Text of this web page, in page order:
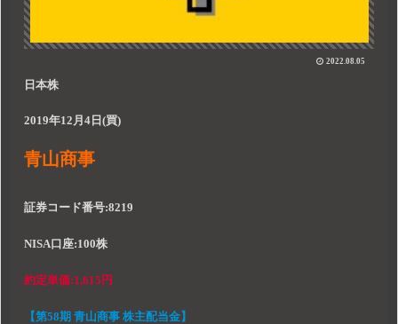
2022.08.05
日本株
2019年12月4日(買)
青山商事
証券コード番号:8219
NISA口座:100株
約定単価:1,615円
【第58期 青山商事 株主配当金】